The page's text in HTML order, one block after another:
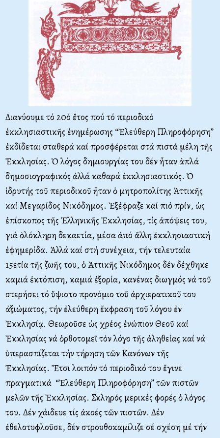
Διανύουμε τό 20ό ἔτος πού τό περιοδικό
ἐκκλησιαστικῆς ἐνημέρωσης “Ἐλεύθερη Πληροφόρηση”
ἐκδίδεται σταθερά καί προσφέρεται στά πιστά μέλη τῆς
Ἐκκλησίας. Ὁ λόγος δημιουργίας του δέν ἦταν ἁπλά
δημοσιογραφικός ἀλλά καθαρά ἐκκλησιαστικός. Ὁ
ἱδρυτής τοῦ περιοδικοῦ ἦταν ὁ μητροπολίτης Ἀττικῆς
καί Μεγαρίδος Νικόδημος. Ἐξέφραζε καί πιό πρίν, ὡς
ἐπίσκοπος τῆς Ἑλληνικῆς Ἐκκλησίας, τίς ἀπόψεις του,
γιά ὁλόκληρη δεκαετία, μέσα ἀπό ἄλλη ἐκκλησιαστική
ἐφημερίδα. Ἀλλά καί στή συνέχεια, τήν τελευταία
15ετία τῆς ζωῆς του, ὁ Ἀττικῆς Νικόδημος δέν δέχθηκε
καμιά ἐκτόπιση, καμιά ἐξορία, κανένας διωγμός νά τοῦ
στερήσει τό ὕψιστο προνόμιο τοῦ ἀρχιερατικοῦ του
ἀξιώματος, τήν ἐλεύθερη ἔκφραση τοῦ λόγου ἐν
Ἐκκλησίᾳ. Θεωροῦσε ὡς χρέος ἐνώπιον Θεοῦ καί
Ἐκκλησίας νά ὁρθοτομεῖ τόν λόγο τῆς ἀληθείας καί νά
ὑπερασπίζεται τήν τήρηση τῶν Κανόνων τῆς
Ἐκκλησίας. Ἔτσι λοιπόν τό περιοδικό του ἔγινε
πραγματικά “Ἐλεύθερη Πληροφόρηση” τῶν πιστῶν
μελῶν τῆς Ἐκκλησίας. Σκληρός μερικές φορές ὁ λόγος
του. Δέν χάιδευε τίς ἀκοές τῶν πιστῶν. Δέν
ἐθελοτυφλοῦσε, δέν στρουθοκαμίλιζε σέ σχέση μέ τήν